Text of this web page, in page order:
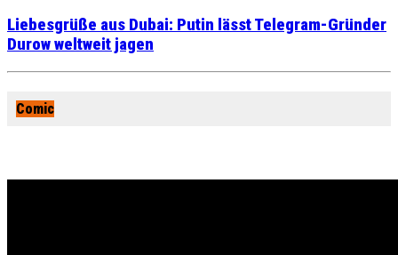
Liebesgrüße aus Dubai: Putin lässt Telegram-Gründer
Durow weltweit jagen
Comic